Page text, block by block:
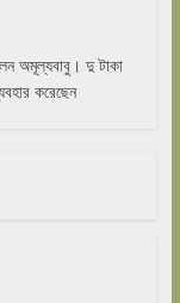
অমূল্যবাবু। দু টাকা
করেছেন